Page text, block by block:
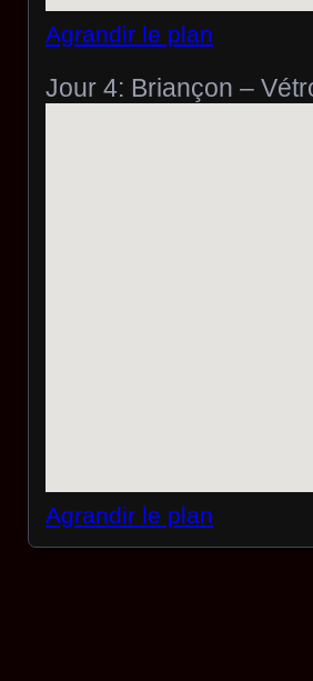
Agrandir le plan
Jour 4: Briançon –
Agrandir le plan